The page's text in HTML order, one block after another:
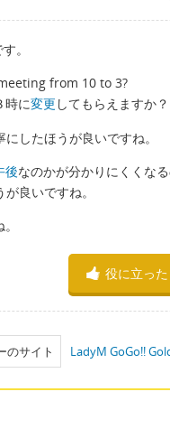
。
from 10 to 3?
時に変更 してもらえますか？
したほうが良いですね。
後なのかが分かりにくくなる
良いですね。
役に立った
のサイト LadyM GoGo!!